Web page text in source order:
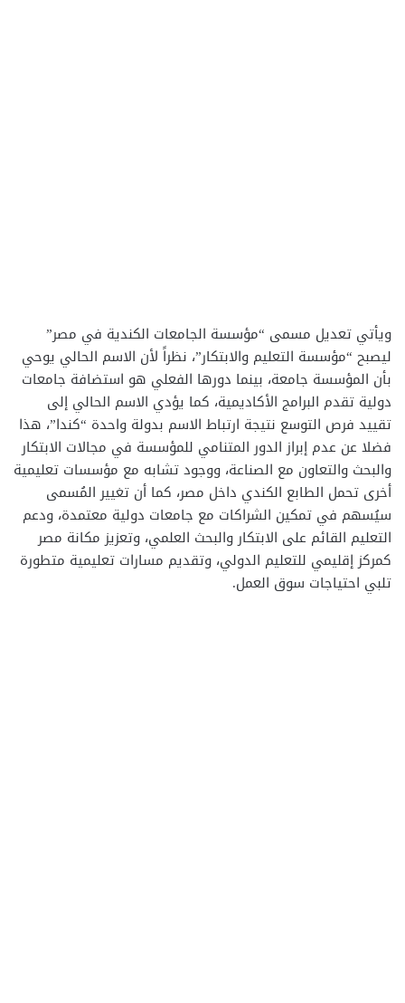
ويأتي تعديل مسمى “مؤسسة الجامعات الكندية في مصر”
ليصبح “مؤسسة التعليم والابتكار”، نظراً لأن الاسم الحالي يوحي
بأن المؤسسة جامعة، بينما دورها الفعلي هو استضافة جامعات
دولية تقدم البرامج الأكاديمية، كما يؤدي الاسم الحالي إلى
تقیید فرص التوسع نتيجة ارتباط الاسم بدولة واحدة “كندا”، هذا
فضلا عن عدم إبراز الدور المتنامي للمؤسسة في مجالات الابتكار
والبحث والتعاون مع الصناعة، ووجود تشابه مع مؤسسات تعليمية
أخرى تحمل الطابع الكندي داخل مصر، كما أن تغيير المُسمى
سيُسهم في تمكين الشراكات مع جامعات دولية معتمدة، ودعم
التعليم القائم على الابتكار والبحث العلمي، وتعزيز مكانة مصر
كمركز إقليمي للتعليم الدولي، وتقديم مسارات تعليمية متطورة
تلبي احتياجات سوق العمل.